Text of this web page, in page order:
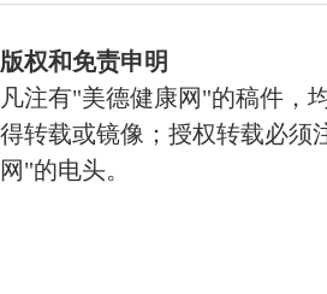
版权和免责申明
凡注有"美德健康网"的稿件，
得转载或镜像；授权转载必须
网"的电头。